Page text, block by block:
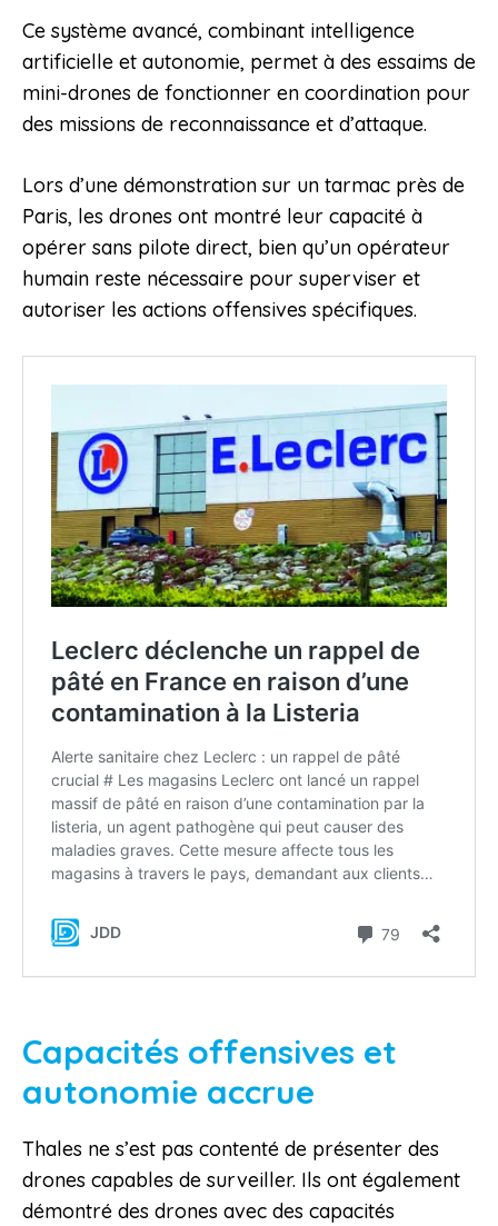
Ce système avancé, combinant intelligence
artificielle et autonomie, permet à des essaims de
mini-drones de fonctionner en coordination pour
des missions de reconnaissance et d’attaque.
Lors d’une démonstration sur un tarmac près de
Paris, les drones ont montré leur capacité à
opérer sans pilote direct, bien qu’un opérateur
humain reste nécessaire pour superviser et
autoriser les actions offensives spécifiques.
Capacités offensives et
autonomie accrue
Thales ne s’est pas contenté de présenter des
drones capables de surveiller. Ils ont également
démontré des drones avec des capacités